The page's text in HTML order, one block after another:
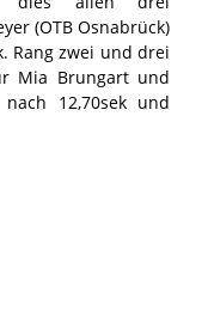
(OTB Osnabrück)
Rang zwei und drei
Mia Brungart und
12,70sek und